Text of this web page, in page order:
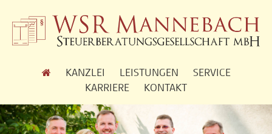
KANZLEI LEISTUNGEN
SERVICE
KARRIERE
KONTAKT